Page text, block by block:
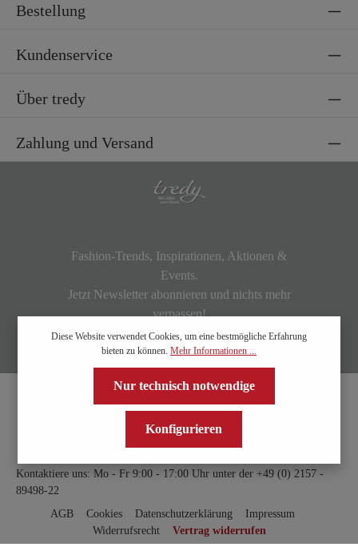
Bestellung
Kundenservice
Über tredy
Zahlung und Versand
Fashion-Trends, Inspirationen, Aktionen &
Events.
Jetzt Newsletter abonnieren und nichts mehr
verpassen!
Kontaktiere uns: Mo - Fr 9:00 - 17:00 Uhr unter der +49 (0) 2157 -
89498-22
AGB
Cookies Datenschutzerklärung
Impressum
Widerrufsrecht
Vertrag widerrufen
Diese Website verwendet Cookies, um eine bestmögliche Erfahrung
bieten zu können. Mehr Informationen ...
Nur technisch notwendige
Konfigurieren